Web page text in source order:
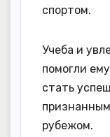
спортом.
Учеба и
помогли
стать
рубежом.